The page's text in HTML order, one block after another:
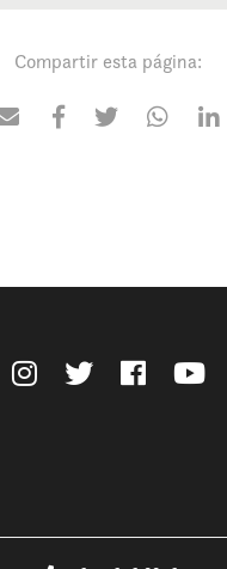
Compartir esta página: